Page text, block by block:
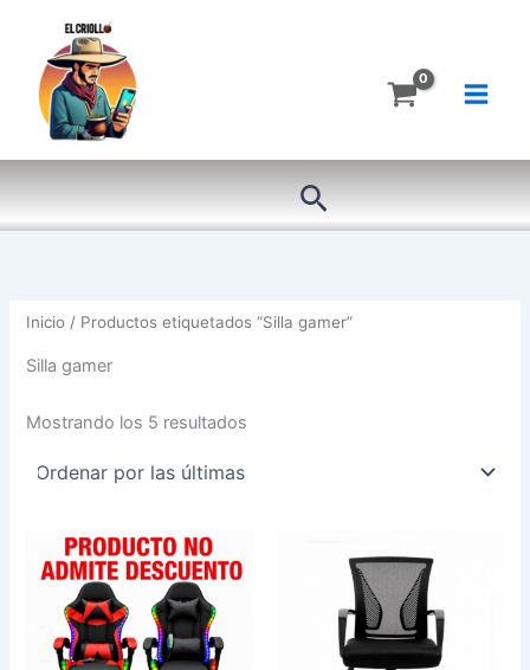
contenido
Buscar
Inicio / Productos etiquetados “Silla gamer”
Silla gamer
Mostrando los 5 resultados
SILLA
GAMER
LED
RGB
ERGONOMICA
SERENA
cantidad